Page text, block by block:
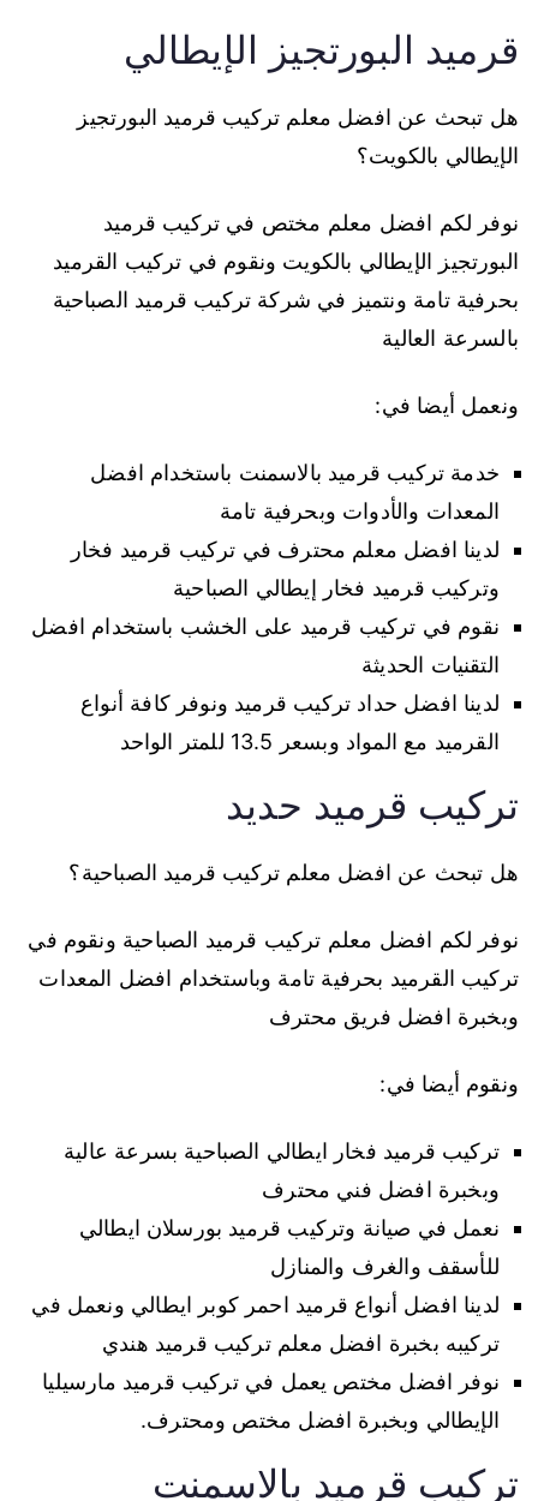
قرميد البورتجيز الإيطالي
هل تبحث عن افضل معلم تركيب قرميد البورتجيز
الإيطالي بالكويت؟
نوفر لكم افضل معلم مختص في تركيب قرميد
البورتجيز الإيطالي بالكويت ونقوم في تركيب القرميد
بحرفية تامة ونتميز في شركة تركيب قرميد الصباحية
بالسرعة العالية
ونعمل أيضا في:
خدمة تركيب قرميد بالاسمنت باستخدام افضل
المعدات والأدوات وبحرفية تامة
لدينا افضل معلم محترف في تركيب قرميد فخار
وتركيب قرميد فخار إيطالي الصباحية
نقوم في تركيب قرميد على الخشب باستخدام افضل
التقنيات الحديثة
لدينا افضل حداد تركيب قرميد ونوفر كافة أنواع
القرميد مع المواد وبسعر 13.5 للمتر الواحد
تركيب قرميد حديد
هل تبحث عن افضل معلم تركيب قرميد الصباحية؟
نوفر لكم افضل معلم تركيب قرميد الصباحية ونقوم في
تركيب القرميد بحرفية تامة وباستخدام افضل المعدات
وبخبرة افضل فريق محترف
ونقوم أيضا في:
تركيب قرميد فخار ايطالي الصباحية بسرعة عالية
وبخبرة افضل فني محترف
نعمل في صيانة وتركيب قرميد بورسلان ايطالي
للأسقف والغرف والمنازل
لدينا افضل أنواع قرميد احمر كوبر ايطالي ونعمل في
تركيبه بخبرة افضل معلم تركيب قرميد هندي
نوفر افضل مختص يعمل في تركيب قرميد مارسيليا
الإيطالي وبخبرة افضل مختص ومحترف.
تركيب قرميد بالاسمنت